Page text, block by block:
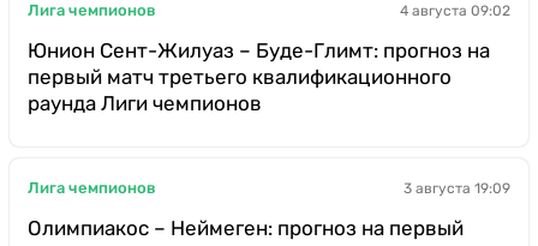
Лига чемпионов 4 августа 09:02
Юнион Сент-Жилуаз – Буде-Глимт: прогноз на
первый матч третьего квалификационного
раунда Лиги чемпионов
Лига чемпионов 3 августа 19:09
Олимпиакос – Неймеген: прогноз на первый